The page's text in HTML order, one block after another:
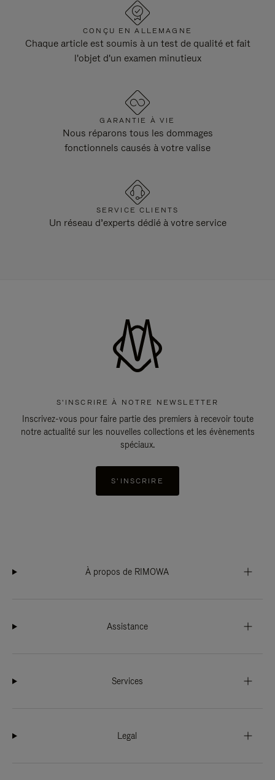
CONÇU EN ALLEMAGNE
Chaque article est soumis à un test de qualité et fait
l'objet d'un examen minutieux
GARANTIE À VIE
Nous réparons tous les dommages
fonctionnels causés à votre valise
SERVICE CLIENTS
Un réseau d’experts dédié à votre service
S'INSCRIRE À NOTRE NEWSLETTER
Inscrivez-vous pour faire partie des premiers à recevoir toute
notre actualité sur les nouvelles collections et les évènements
spéciaux.
S'INSCRIRE
À propos de RIMOWA
Assistance
Services
Legal